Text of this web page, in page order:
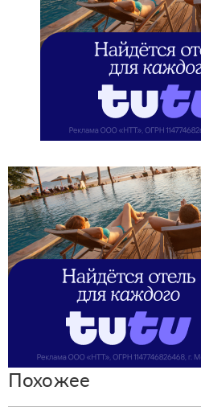
Похожее